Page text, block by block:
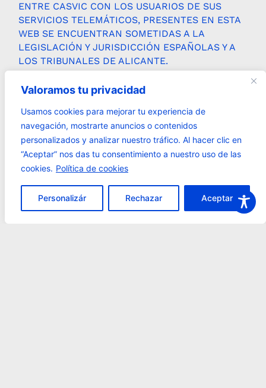
Valoramos tu privacidad
Usamos cookies para mejorar tu experiencia de
navegación, mostrarte anuncios o contenidos
personalizados y analizar nuestro tráfico. Al hacer clic en
“Aceptar” nos das tu consentimiento a nuestro uso de las
cookies. Política de cookies
Personalizár Rechazar Aceptar
ENTRE CASVIC CON LOS USUARIOS DE SUS
SERVICIOS TELEMÁTICOS, PRESENTES EN ESTA
WEB SE ENCUENTRAN SOMETIDAS A LA
LEGISLACIÓN Y JURISDICCIÓN ESPAÑOLAS Y A
LOS TRIBUNALES DE ALICANTE.
CONTACTO:
EN CASO DE QUE CUALQUIER USUARIO TUVIESE
ALGUNA DUDA ACERCA DE ESTAS CONDICIONES
LEGALES O CUALQUIER COMENTARIO SOBRE EL
PORTALHTTPS://WWW.CASVIC.ES, POR FAVOR
DIRÍJASE A CONTACTO@CASVIC.ES. LAS
PÁGINAS DE LA WEBHTTPS://WWW.CASVIC.ES
SOCIALES. EL ÚNICO OBJETO DE LOS ENLACES